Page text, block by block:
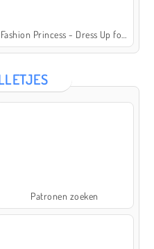
Fashion Princess - Dress Up for Girls
Patronen zoeken